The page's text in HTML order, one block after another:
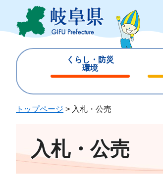
ジ
ュ
くらし・防災
環境
じ
じ
トップページ > 入札・公売
入札・公売